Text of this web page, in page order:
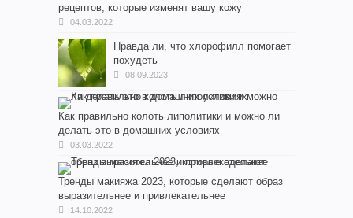
рецептов, которые изменят вашу кожу
04.03.2022
Правда ли, что хлорофилл помогает
похудеть
08.09.2023
Как правильно колоть липолитики и можно ли
делать это в домашних условиях
03.03.2022
Тренды макияжа 2023, которые сделают образ
выразительнее и привлекательнее
14.10.2022